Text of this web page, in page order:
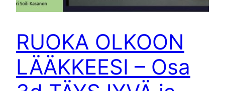
RUOKA OLKOON
LÄÄKKEESI – Osa